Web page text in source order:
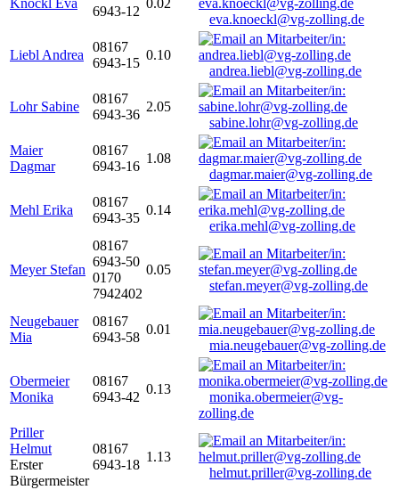
Knöckl Eva
6943-12
0.02
eva.knoeckl@vg-zolling.de
Liebl Andrea
08167
6943-15
0.10
andrea.liebl@vg-zolling.de
Lohr Sabine
08167
6943-36
2.05
sabine.lohr@vg-zolling.de
Maier
Dagmar
08167
6943-16
1.08
dagmar.maier@vg-zolling.de
Mehl Erika
08167
6943-35
0.14
erika.mehl@vg-zolling.de
Meyer Stefan
08167
6943-50
0170
7942402
0.05
stefan.meyer@vg-zolling.de
Neugebauer
Mia
08167
6943-58
0.01
mia.neugebauer@vg-zolling.de
Obermeier
Monika
08167
6943-42
0.13
monika.obermeier@vg-
zolling.de
Priller
Helmut
Erster
Bürgermeister
08167
6943-18
1.13
helmut.priller@vg-zolling.de